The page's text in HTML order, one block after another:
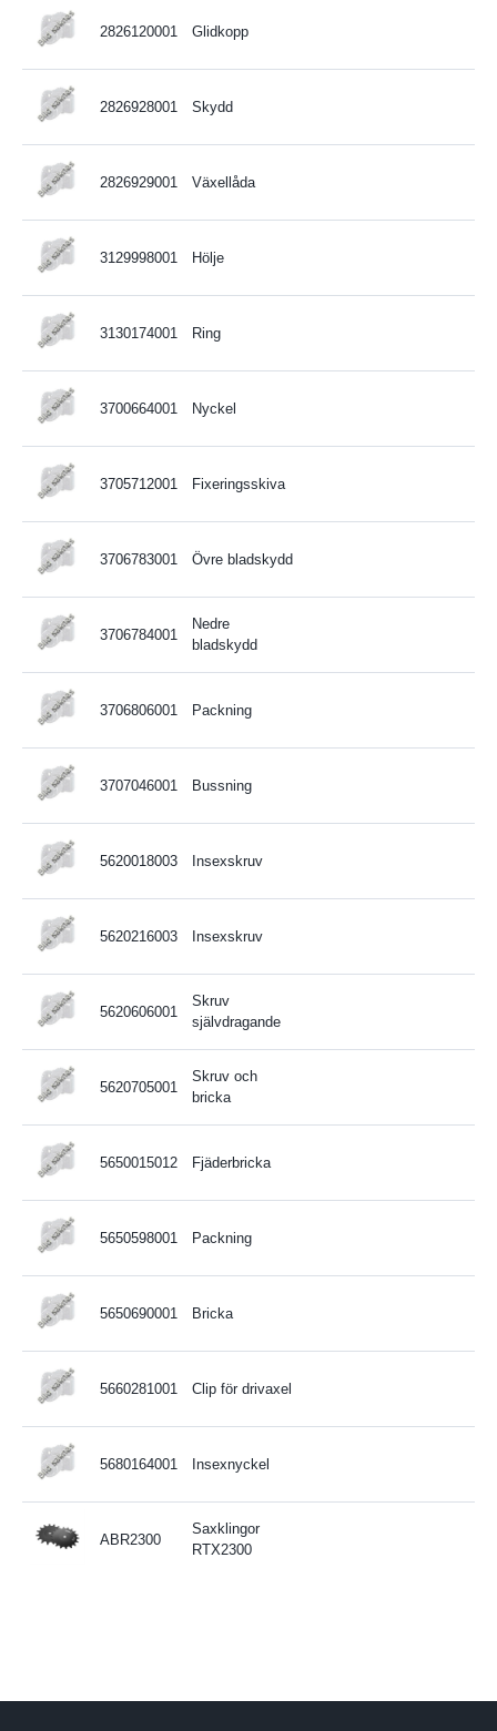
2826120001 Glidkopp
2826928001 Skydd
2826929001 Växellåda
3129998001 Hölje
3130174001 Ring
3700664001 Nyckel
3705712001 Fixeringsskiva
3706783001 Övre bladskydd
3706784001
Nedre
bladskydd
3706806001 Packning
3707046001 Bussning
5620018003 Insexskruv
5620216003 Insexskruv
5620606001
Skruv
självdragande
5620705001
Skruv och
bricka
5650015012 Fjäderbricka
5650598001 Packning
5650690001 Bricka
5660281001 Clip för drivaxel
5680164001 Insexnyckel
ABR2300
Saxklingor
RTX2300